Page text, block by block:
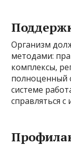
Организм
методами:
комплексы,
полноценный
системе
справляться